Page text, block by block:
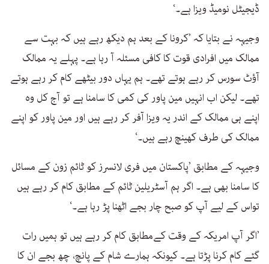
ڈیجیٹل نومیڈ ویزا ہے۔‘
وجیہہ نے بتایا کہ ’کرونا کے بعد ہم دیکھ رہے ہیں کہ بہت سے
ممالک میں افرادی قوت کا کافی مسئلہ آ رہا ہے۔ پہلے یہ ممالک
آؤٹ سورس کر رہے ہوتے تھے۔ ہم یہاں دور بیٹھے کام کر رہے ہوتے
تھے۔ لیکن اب انہیں مین پاور کی کمی کا سامنا ہے تو آج کل وہ
اپنے ہی ممالک کے اندر یہ ویزا آفر کر رہے ہیں اور مین پاور کو اپنے
ممالک کی طرف کھینچ رہے ہیں۔‘
وجیہہ کے مطابق ’پاکستان میں فری لانسرز کو ٹائم زون کے مسائل
کا سامنا بھی ہے۔ اگر ہم آسٹریلین ٹائم کے مطابق کام کر رہے ہیں
تواس کے لیے آپ کو صبح چار بجے اٹھنا پڑ رہا ہے۔‘
’اگر آپ امریکہ کے وقت کےمطابق کام کر رہے ہیں تو ہمیں رات
گئے کام کرنا پڑتا ہے۔ کیونکہ ہمارے شام کے پانچ، چھ بجے ان کا